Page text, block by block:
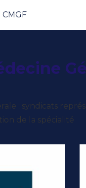
CMGF
: syndicats
de la spécialité